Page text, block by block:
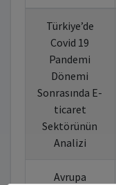
Türkiye’de
Covid 19
Pandemi
Dönemi
Sonrasında E-
ticaret
Sektörünün
Analizi
Avrupa